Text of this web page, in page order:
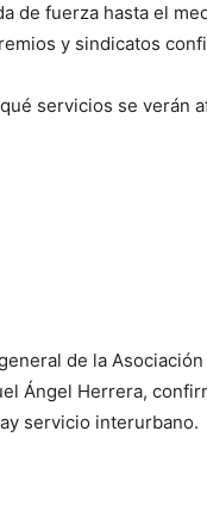
de fuerza hasta el
y sindicatos
servicios se verán
de la
Ángel Herrera,
servicio interurbano.